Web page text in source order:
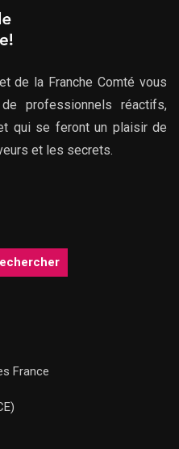
de la Franche Comté vous
professionnels réactifs,
qui se feront un plaisir de
et les secrets.
France